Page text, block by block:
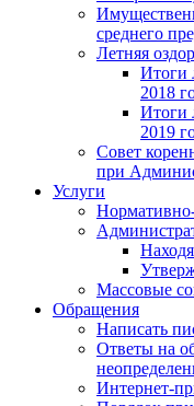
среднего
Летняя
Итоги
2018
Итоги
2019
Совет
при
Услуги
Нормативно-
Массовые
Обращения
Написать
Ответы на
Интернет-